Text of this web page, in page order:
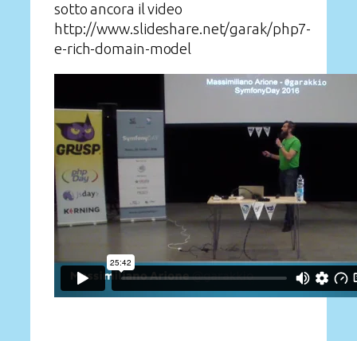
sotto ancora il video
http://www.slideshare.net/garak/php7-
e-rich-domain-model